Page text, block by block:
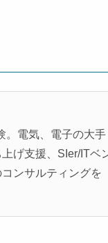
。電気、電子の大手
げ支援、SIer/ITベ
ンサルティングを